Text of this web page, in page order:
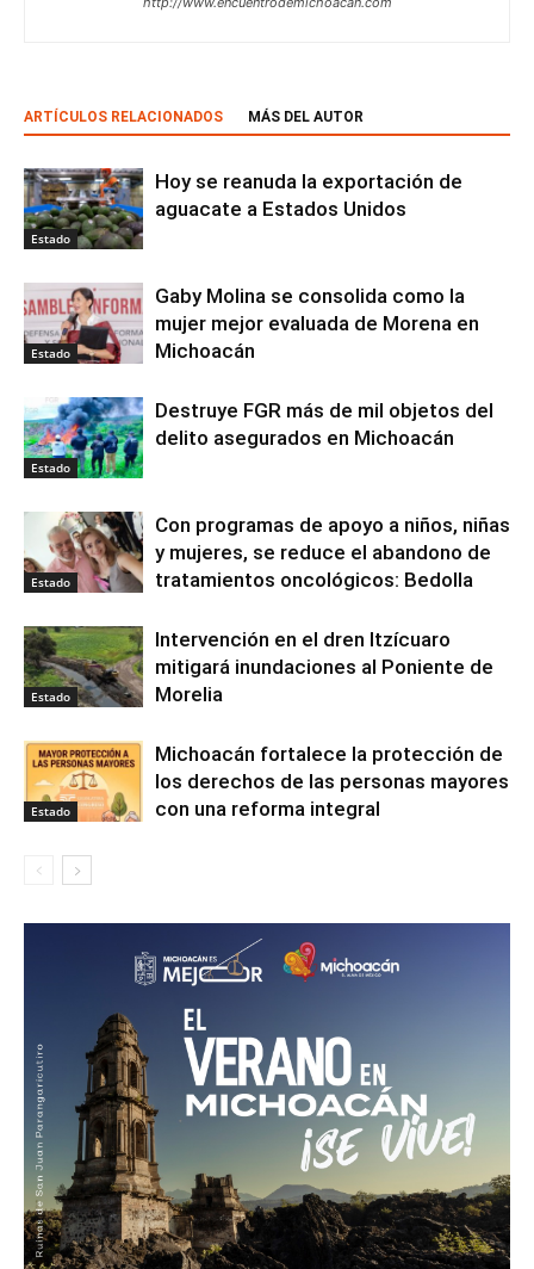
ARTÍCULOS RELACIONADOS MÁS DEL AUTOR
Estado
Hoy se reanuda la exportación de
aguacate a Estados Unidos
Estado
Gaby Molina se consolida como la
mujer mejor evaluada de Morena en
Michoacán
Estado
Destruye FGR más de mil objetos del
delito asegurados en Michoacán
Estado
Con programas de apoyo a niños, niñas
y mujeres, se reduce el abandono de
tratamientos oncológicos: Bedolla
Estado
Intervención en el dren Itzícuaro
mitigará inundaciones al Poniente de
Morelia
Estado
Michoacán fortalece la protección de
los derechos de las personas mayores
con una reforma integral